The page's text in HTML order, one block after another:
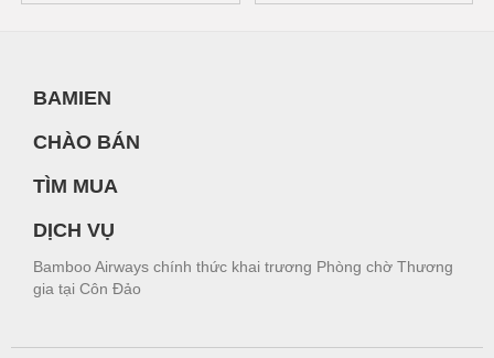
BAMIEN
CHÀO BÁN
TÌM MUA
DỊCH VỤ
Bamboo Airways chính thức khai trương Phòng chờ Thương
gia tại Côn Đảo